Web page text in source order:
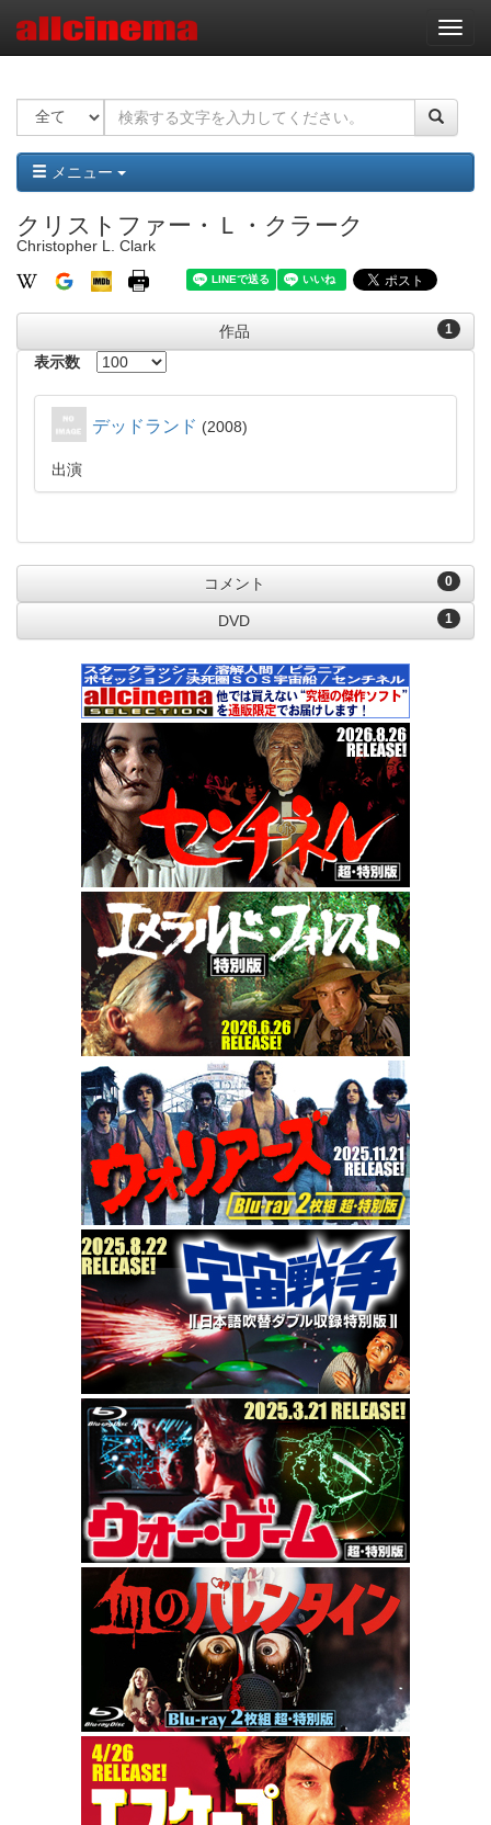
ナ
ビ
ー
ョ
ン
メニュー
クリストファー・Ｌ・クラーク
Christopher L. Clark
1
作品
表示数
デッドランド 2008
出演
0
コメント
1
DVD